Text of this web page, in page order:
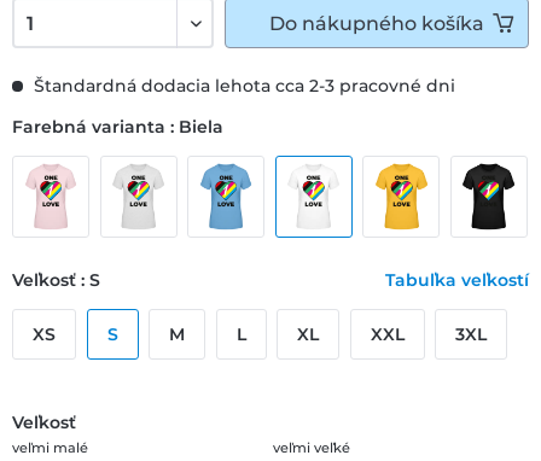
Štandardná dodacia lehota cca 2-3 pracovné dni
Farebná varianta : Biela
Veľkosť : S Tabuľka veľkostí
XS S M L XL XXL 3XL
Veľkosť
veľmi veľké
veľmi malé
Do nákupného košíka